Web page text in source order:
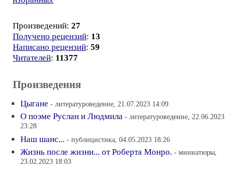
Произведений: 27
Получено рецензий: 13
Написано рецензий: 59
Читателей: 11377
Произведения
Цыгане - литературоведение, 21.07.2023 14:09
О поэме Руслан и Людмила - литературоведение, 22.06.2023
23:28
Наш шанс... - публицистика, 04.05.2023 18:26
Жизнь после жизни... от Роберта Монро. - миниатюры,
23.02.2023 18:03